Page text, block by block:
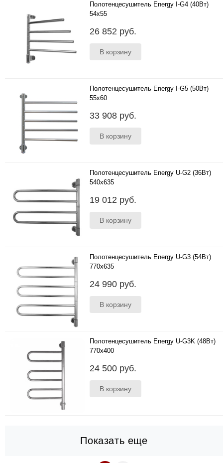
Полотенцесушитель Energy I-G4 (40Вт)
54x55
26 852 руб.
Полотенцесушитель Energy I-G5 (50Вт)
55x60
33 908 руб.
Полотенцесушитель Energy U-G2 (36Вт)
540x635
19 012 руб.
Полотенцесушитель Energy U-G3 (54Вт)
770x635
24 990 руб.
Полотенцесушитель Energy U-G3K (48Вт)
770x400
24 500 руб.
Показать еще